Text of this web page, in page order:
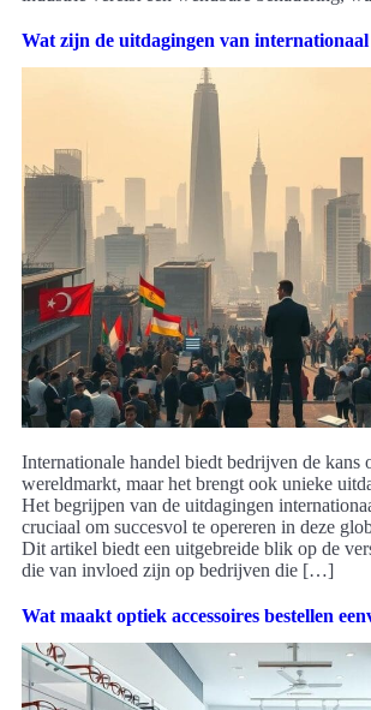
Wat zijn de uitdagingen van internationaal
Internationale handel biedt bedrijven de kans
wereldmarkt, maar het brengt ook unieke
Het begrijpen van de uitdagingen
cruciaal om succesvol te opereren in deze
Dit artikel biedt een uitgebreide blik op de
die van invloed zijn op bedrijven die […]
Wat maakt optiek accessoires bestellen